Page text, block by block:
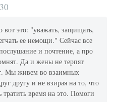
вот это: "уважать, защищать,
ее немощи." Сейчас все
и почтение, а про
Да и жены не терпят
Мы живем во взаимных
другу и не взирая на то, что
время на это. Помоги